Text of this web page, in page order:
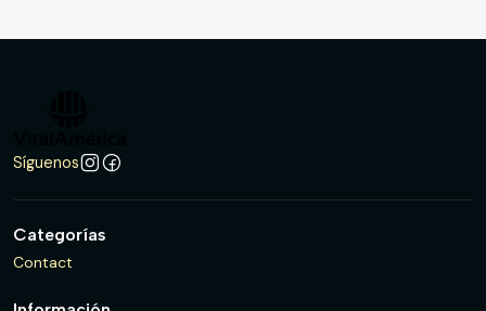
Síguenos
Categorías
Contact